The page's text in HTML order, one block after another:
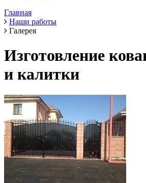
Главная
Наши работы
Галерея
Изготовление
и калитки